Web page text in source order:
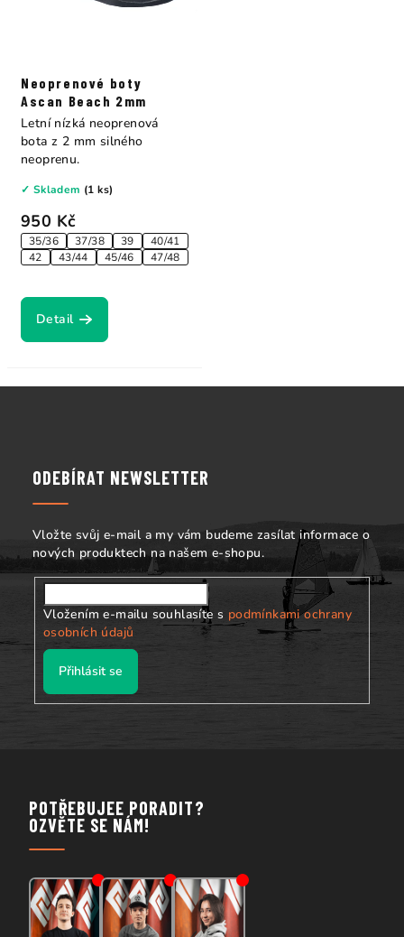
Neoprenové boty
Ascan Beach 2mm
950 Kč
35/36 37/38 39
40/41
42
43/44 45/46 47/48
✓ Skladem (1 ks)
Detail
Letní nízká neoprenová
bota z 2 mm silného
neoprenu.
ODEBÍRAT NEWSLETTER
Vložte svůj e-mail a my vám budeme zasílat informace o
nových produktech na našem e-shopu.
Vložením e-mailu souhlasíte s podmínkami ochrany
osobních údajů
Přihlásit se
POTŘEBUJEE PORADIT?
OZVĚTE SE NÁM!